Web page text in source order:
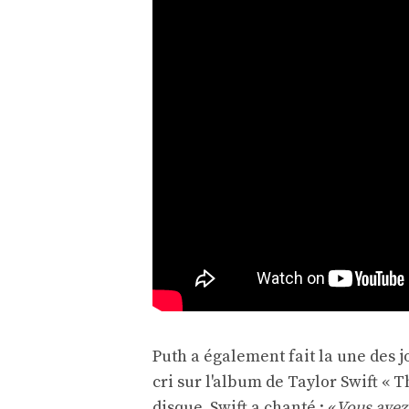
Puth a également fait la une des
cri sur l'album de Taylor Swift «